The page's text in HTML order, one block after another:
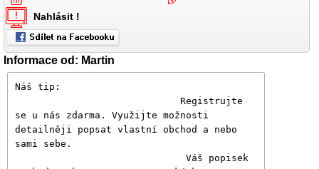
Nahlásit !
Informace od: Martin